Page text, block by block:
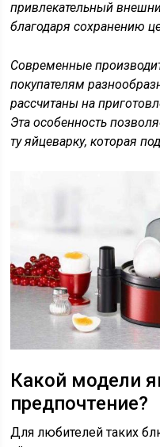
привлекательный
благодаря сохранению
Современные
покупателям
рассчитаны на
Эта особенность
ту яйцеварку, которая
Какой модели
предпочтение?
Для любителей таких